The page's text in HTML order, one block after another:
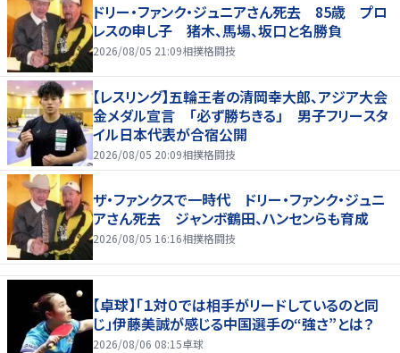
ドリー・ファンク・ジュニアさん死去 85歳 プロ
レスの申し子 猪木、馬場、坂口と名勝負
2026/08/05 21:09相撲格闘技
【レスリング】五輪王者の清岡幸大郎、アジア大会
金メダル宣言 「必ず勝ちきる」 男子フリースタ
イル日本代表が合宿公開
2026/08/05 20:09相撲格闘技
ザ・ファンクスで一時代 ドリー・ファンク・ジュニ
アさん死去 ジャンボ鶴田、ハンセンらも育成
2026/08/05 16:16相撲格闘技
【卓球】「１対０では相手がリードしているのと同
じ」伊藤美誠が感じる中国選手の“強さ”とは？
2026/08/06 08:15卓球